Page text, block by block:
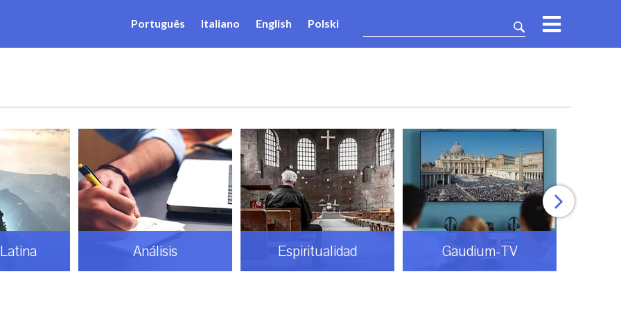
Português Italiano English Polski
Análisis Espiritualidad Gaudium-TV